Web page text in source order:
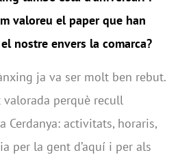
valoreu el paper que han
nostre envers la comarca?
ja va ser molt ben rebut.
perquè recull
activitats, horaris,
per la gent d’aquí i per als